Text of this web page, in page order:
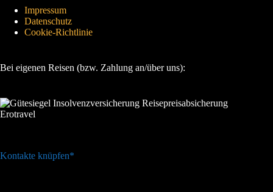
Impressum
Datenschutz
Cookie-Richtlinie
Bei eigenen Reisen (bzw. Zahlung an/über uns):
Kontakte knüpfen*